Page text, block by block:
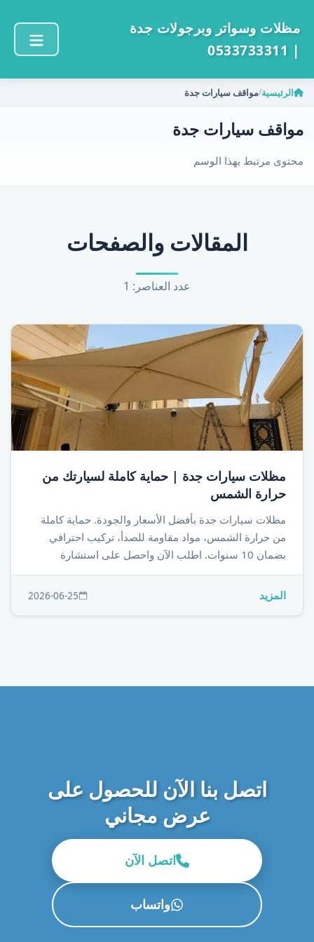
مظلات وسواتر وبرجولات جدة
| 0533733311
الرئيسية/مواقف سيارات جدة
مواقف سيارات جدة
محتوى مرتبط بهذا الوسم
المقالات والصفحات
عدد العناصر: 1
مظلات سيارات جدة | حماية كاملة لسيارتك من
حرارة الشمس
مظلات سيارات جدة بأفضل الأسعار والجودة. حماية كاملة
من حرارة الشمس، مواد مقاومة للصدأ، تركيب احترافي
بضمان 10 سنوات. اطلب الآن واحصل على استشارة
مجانية!
المزيد
2026-06-25
اتصل بنا الآن للحصول على
عرض مجاني
اتصل الآن
واتساب